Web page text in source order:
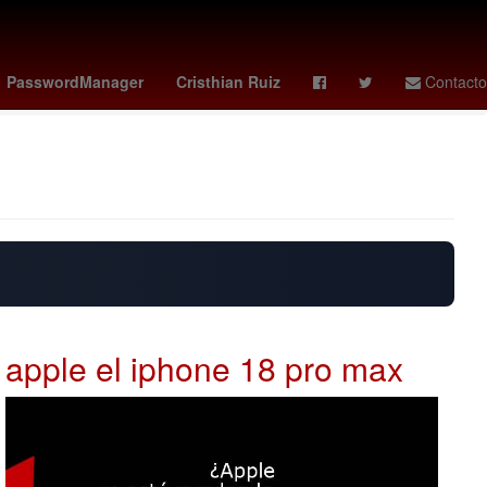
PasswordManager Cristhian Ruiz Contacto
Lothar Matthäus deportivo cali - pasto
Gobierno
apple el iphone 18 pro max